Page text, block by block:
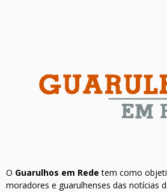
O Guarulhos em Rede tem como
moradores e guarulhenses das notícias